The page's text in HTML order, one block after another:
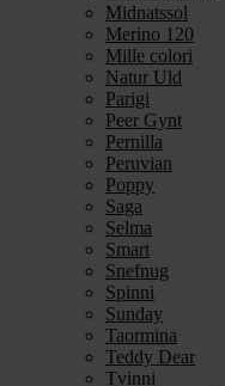
Midnatssol
Merino 120
Mille colori
Natur Uld
Parigi
Peer Gynt
Pernilla
Peruvian
Poppy
Saga
Selma
Smart
Snefnug
Spinni
Sunday
Taormina
Teddy Dear
Tvinni